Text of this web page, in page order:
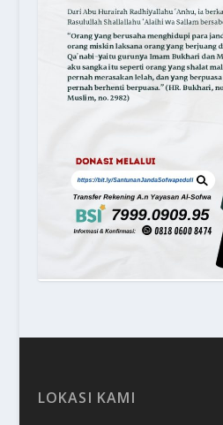
LOKASI KAMI